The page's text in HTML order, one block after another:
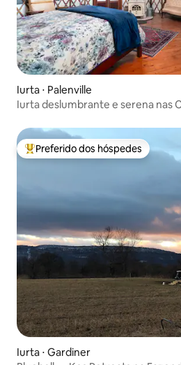
Iurta ⋅ Palenville
Iurta deslumbrante e serena nas
Entre os melhores preferidos dos
Preferido dos hóspedes
Iurta ⋅ Gardiner